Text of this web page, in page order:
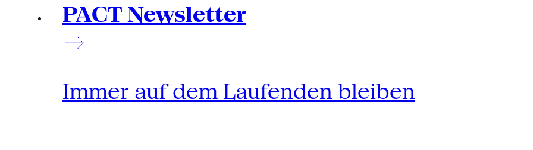
PACT Newsletter
Immer auf dem Laufenden bleiben